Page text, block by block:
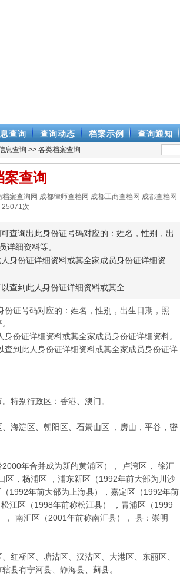
查询 查询动态 档案示例 查询通知
息查询 >> 各类档案查询
案查询
案查询网 成都律师查档网 成都工商查档网 成都查档网
25071次
查询出此身份证号码对应的：姓名，性别，出
详细资料等。
身份证详细资料或其全家成员身份证详细资
查到此人身份证详细资料或其全
证号码对应的：姓名，性别，出生日期，照
份证详细资料或其全家成员身份证详细资料。
到此人身份证详细资料或其全家成员身份证详
别行政区：香港、澳门。
淀区、朝阳区、石景山区 ，房山，平谷，密
年合并成为新的黄浦区）， 卢湾区， 徐汇
区，杨浦区 ，浦东新区（1992年前大部为川沙
1992年前大部为上海县），嘉定区（1992年前
江区（1998年前称松江县） ，青浦区（1999
南汇区（2001年前称南汇县）， 县：崇明
桥区、塘沽区、汉沽区、大港区、东丽区、
县有宁河县、静海县、蓟县。